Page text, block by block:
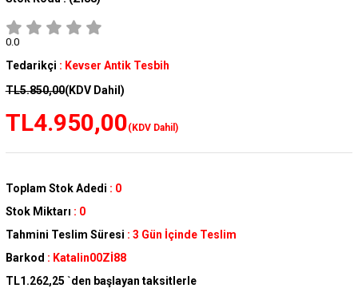
0.0
Tedarikçi : Kevser Antik Tesbih
TL5.850,00(KDV Dahil)
TL4.950,00(KDV Dahil)
Toplam Stok Adedi : 0
Stok Miktarı : 0
Tahmini Teslim Süresi : 3 Gün İçinde Teslim
Barkod : Katalin00Zİ88
TL1.262,25 `den başlayan taksitlerle